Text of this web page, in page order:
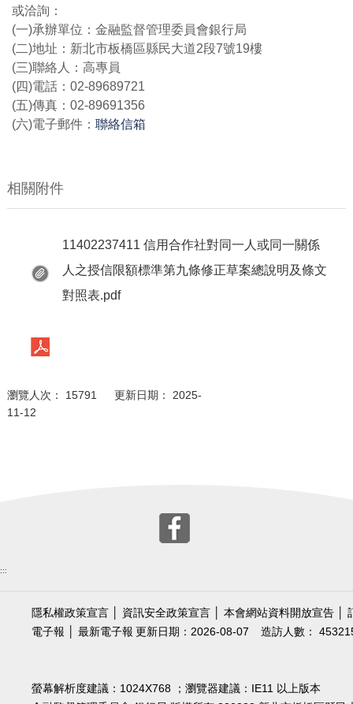
或洽詢：
(一)承辦單位：金融監督管理委員會銀行局
(二)地址：新北市板橋區縣民大道2段7號19樓
(三)聯絡人：高專員
(四)電話：02-89689721
(五)傳真：02-89691356
(六)電子郵件：聯絡信箱
相關附件
11402237411 信用合作社對同一人或同一關係
人之授信限額標準第九條修正草案總說明及條文
對照表.pdf
瀏覽人次： 15791 更新日期： 2025-
11-12
:::
隱私權政策宣言 資訊安全政策宣言 本會網站資料開放宣告
電子報
最新電子報 造訪人數：
更新日期：2026-08-07
螢幕解析度建議：1024X768 ；瀏覽器建議：IE11 以上版本